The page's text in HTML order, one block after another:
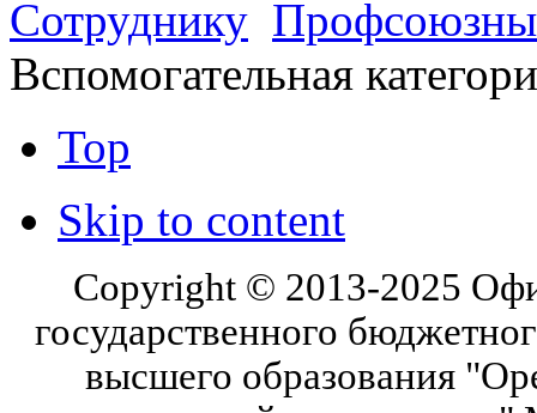
Сотруднику
Вспомогательная
Top
Skip to content
Copyright © 2013-2025
государственного
высшего образования